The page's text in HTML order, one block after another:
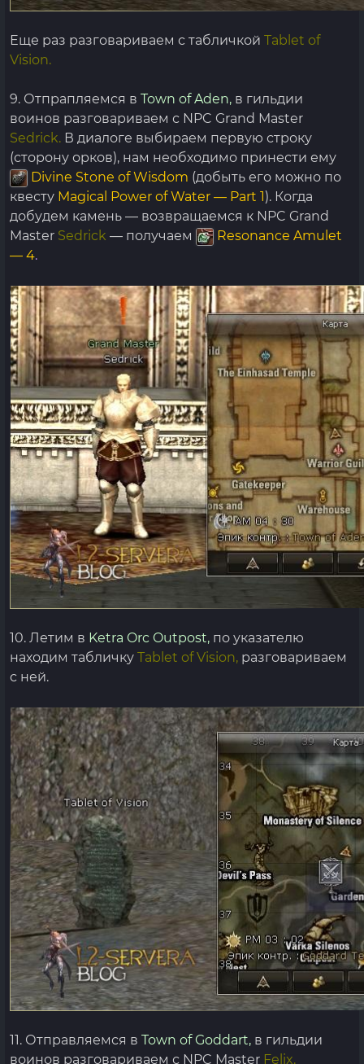
Еще раз разговариваем с табличкой Tablet of
Vision.
9. Отпрапляемся в Town of Aden, в гильдии
воинов разговариваем с NPC Grand Master
Sedrick. В диалоге выбираем первую строку
(сторону орков), нам необходимо принести ему
Divine Stone of Wisdom (добыть его можно по
квесту Magical Power of Water — Part 1). Когда
добудем камень — возвращаемся к NPC Grand
Master Sedrick — получаем
Resonance Amulet
— 4.
10. Летим в Ketra Orc Outpost, по указателю
находим табличку Tablet of Vision, разговариваем
с ней.
11. Отправляемся в Town of Goddart, в гильдии
воинов разговариваем с NPC Master Felix.